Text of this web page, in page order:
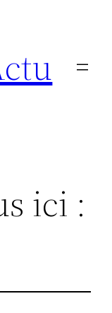
ici :